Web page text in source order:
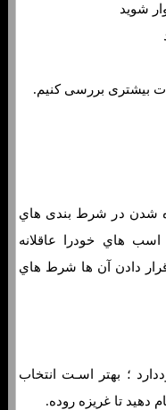
شوید
بیشتری بررسی کنیم.
شدن در شرط بندی هاي‌
هاي‌ خودرا عاقلانه
قرار دادن آن ها شرط هاي‌
؛ بهتر اسـت انتخاب
دهید تا غریزه روده.